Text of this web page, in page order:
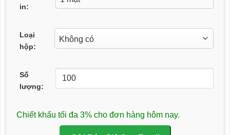
in:
Loại
hộp:
Số
lượng:
Chiết khấu tối đa 3% cho đơn hàng hôm nay.